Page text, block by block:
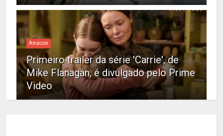
Amazon
Primeiro trailer da série 'Carrie', de
Mike Flanagan, é divulgado pelo Prime
Video